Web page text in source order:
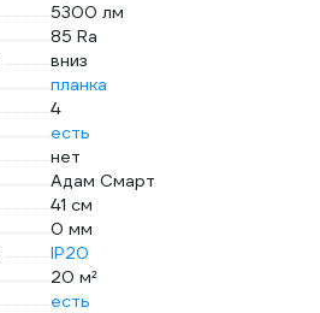
5300 лм
85 Ra
вниз
планка
4
есть
нет
Адам Смарт
41 см
0 мм
IP20
20 м²
есть